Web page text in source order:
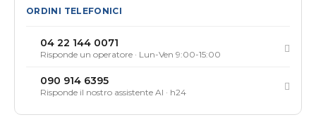
ORDINI TELEFONICI
04 22 144 0071
Risponde un operatore · Lun-Ven 9:00-15:00
090 914 6395
Risponde il nostro assistente AI · h24